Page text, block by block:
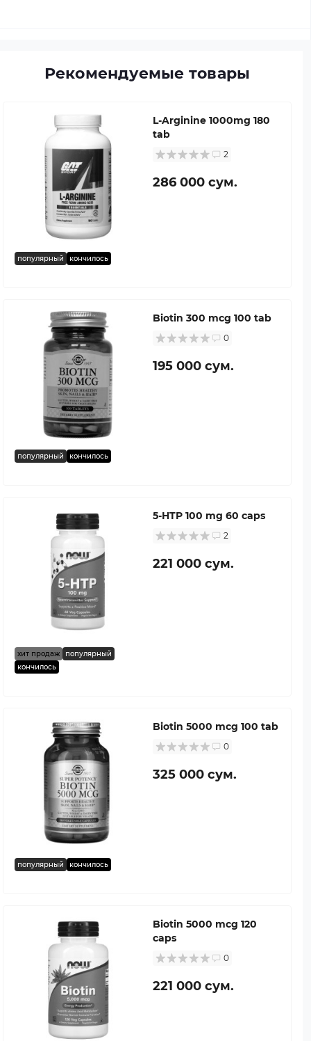
Рекомендуемые товары
популярный кончилось
L-Arginine 1000mg 180
tab
2
286 000 сум.
популярный кончилось
Biotin 300 mcg 100 tab
0
195 000 сум.
хит продаж
популярный
кончилось
5-HTP 100 mg 60 caps
2
221 000 сум.
популярный кончилось
Biotin 5000 mcg 100 tab
0
325 000 сум.
Biotin 5000 mcg 120
caps
0
221 000 сум.